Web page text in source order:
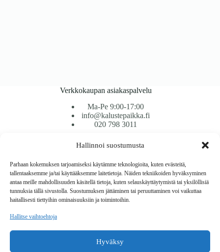
Hallinnoi suostumusta
Parhaan kokemuksen tarjoamiseksi käytämme teknologioita, kuten evästeitä,
tallentaaksemme ja/tai käyttääksemme laitetietoja. Näiden tekniikoiden hyväksyminen
antaa meille mahdollisuuden käsitellä tietoja, kuten selauskäyttäytymistä tai yksilöllisiä
tunnuksia tällä sivustolla. Suostumuksen jättäminen tai peruuttaminen voi vaikuttaa
haitallisesti tiettyihin ominaisuuksiin ja toimintoihin.
Hallitse vaihtoehtoja
Hyväksy
Verkkokaupan asiakaspalvelu
Ma-Pe 9:00-17:00
info@kalustepaikka.fi
020 798 3011
Tavarantoimitus / Maksutavat
Toimitustavat
Maksutavat
Vaihto ja palautus
Reklamaatiot
Copyright © 2026 Kalustepaikka